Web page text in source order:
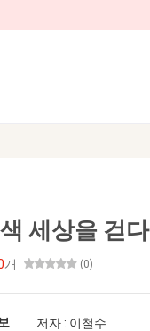
세상을 걷다
개 (0)
저자 : 이철수